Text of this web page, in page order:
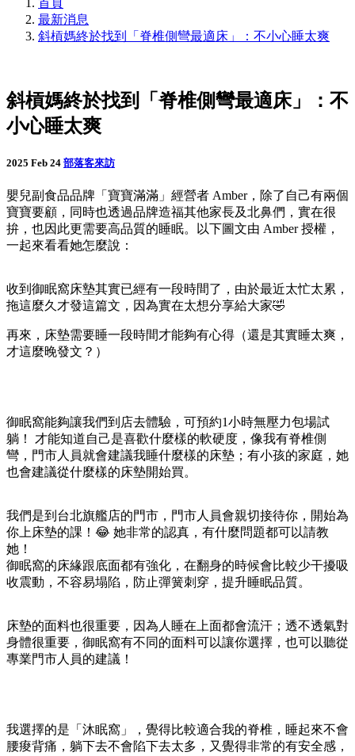
首頁
最新消息
斜槓媽終於找到「脊椎側彎最適床」：不小心睡太爽
斜槓媽終於找到「脊椎側彎最適床」：不
小心睡太爽
2025 Feb 24 部落客來訪
嬰兒副食品品牌「寶寶滿滿」經營者 Amber，除了自己有兩個
寶寶要顧，同時也透過品牌造福其他家長及北鼻們，實在很
拚，也因此更需要高品質的睡眠。以下圖文由 Amber 授權，
一起來看看她怎麼說：
收到御眠窩床墊其實已經有一段時間了，由於最近太忙太累，
拖這麼久才發這篇文，因為實在太想分享給大家🤣
再來，床墊需要睡一段時間才能夠有心得（還是其實睡太爽，
才這麼晚發文？）
御眠窩能夠讓我們到店去體驗，可預約1小時無壓力包場試
躺！ 才能知道自己是喜歡什麼樣的軟硬度，像我有脊椎側
彎，門市人員就會建議我睡什麼樣的床墊；有小孩的家庭，她
也會建議從什麼樣的床墊開始買。
我們是到台北旗艦店的門市，門市人員會親切接待你，開始為
你上床墊的課！😂 她非常的認真，有什麼問題都可以請教
她！
御眠窩的床緣跟底面都有強化，在翻身的時候會比較少干擾吸
收震動，不容易塌陷，防止彈簧刺穿，提升睡眠品質。
床墊的面料也很重要，因為人睡在上面都會流汗；透不透氣對
身體很重要，御眠窩有不同的面料可以讓你選擇，也可以聽從
專業門市人員的建議！
我選擇的是「沐眠窩」，覺得比較適合我的脊椎，睡起來不會
腰痠背痛，躺下去不會陷下去太多，又覺得非常的有安全感，